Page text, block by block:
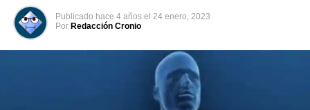
Publicado hace 4 años el 24 enero, 2023
Por Redacción Cronio